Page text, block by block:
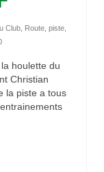
Club Route, piste,
houlette du
Christian
la piste a tous